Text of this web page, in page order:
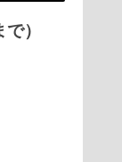
）